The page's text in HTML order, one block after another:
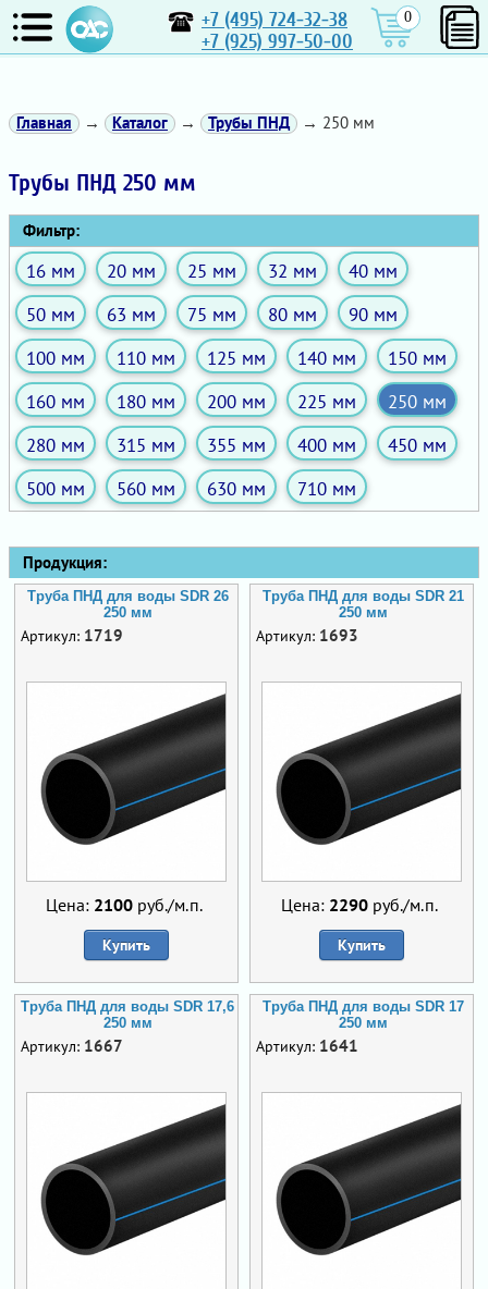
+7 (495) 724-32-38
+7 (925) 997-50-00
0
Главная → Каталог → Трубы ПНД → 250 мм
Трубы ПНД 250 мм
Фильтр:
16 мм 20 мм 25 мм 32 мм
40 мм
50 мм
63 мм 75 мм 80 мм
90 мм
100 мм
110 мм 125 мм 140 мм
150 мм
160 мм
180 мм 200 мм 225 мм
250 мм
280 мм
315 мм 355 мм 400 мм
450 мм
500 мм
560 мм 630 мм 710 мм
Продукция:
Труба ПНД для воды SDR 26
250 мм
Артикул: 1719
Цена: 2100руб./м.п.
Купить
Труба ПНД для воды SDR 21
250 мм
Артикул: 1693
Цена: 2290руб./м.п.
Купить
Труба ПНД для воды SDR 17,6
250 мм
Артикул: 1667
Труба ПНД для воды SDR 17
250 мм
Артикул: 1641